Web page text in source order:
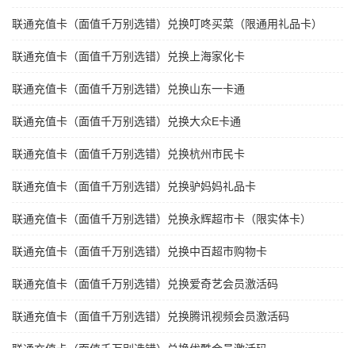
联通充值卡（面值千万别选错）兑换叮咚买菜（限通用礼品卡）
联通充值卡（面值千万别选错）兑换上海家化卡
联通充值卡（面值千万别选错）兑换山东一卡通
联通充值卡（面值千万别选错）兑换大众E卡通
联通充值卡（面值千万别选错）兑换杭州市民卡
联通充值卡（面值千万别选错）兑换驴妈妈礼品卡
联通充值卡（面值千万别选错）兑换永辉超市卡（限实体卡）
联通充值卡（面值千万别选错）兑换中百超市购物卡
联通充值卡（面值千万别选错）兑换爱奇艺会员激活码
联通充值卡（面值千万别选错）兑换腾讯视频会员激活码